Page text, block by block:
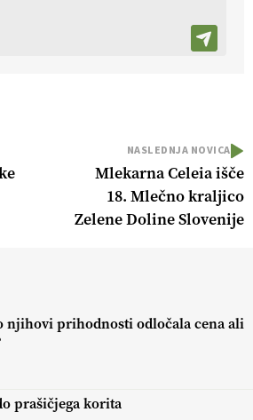
NASLEDNJA NOVICA
Mlekarna Celeia išče
18. Mlečno kraljico
Zelene Doline Slovenije
njihovi prihodnosti odločala cena ali
prašičjega korita